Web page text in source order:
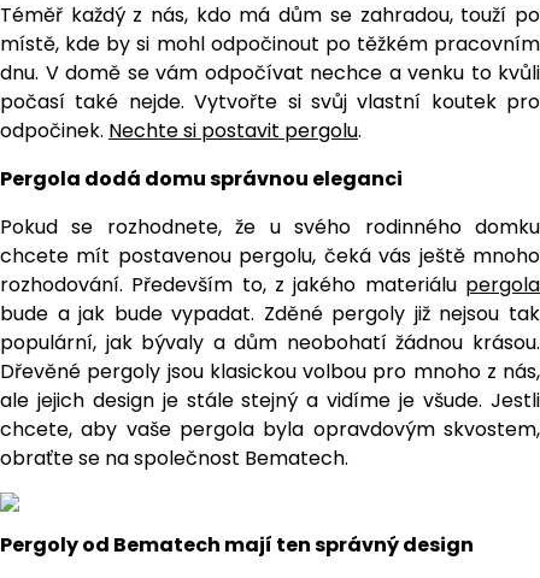
Téměř každý z nás, kdo má dům se zahradou, touží po
místě, kde by si mohl odpočinout po těžkém pracovním
dnu. V domě se vám odpočívat nechce a venku to kvůli
počasí také nejde. Vytvořte si svůj vlastní koutek pro
odpočinek. Nechte si postavit pergolu.
Pergola dodá domu správnou eleganci
Pokud se rozhodnete, že u svého rodinného domku
chcete mít postavenou pergolu, čeká vás ještě mnoho
rozhodování. Především to, z jakého materiálu pergola
bude a jak bude vypadat. Zděné pergoly již nejsou tak
populární, jak bývaly a dům neobohatí žádnou krásou.
Dřevěné pergoly jsou klasickou volbou pro mnoho z nás,
ale jejich design je stále stejný a vidíme je všude. Jestli
chcete, aby vaše pergola byla opravdovým skvostem,
obraťte se na společnost Bematech.
Pergoly od Bematech mají ten správný design